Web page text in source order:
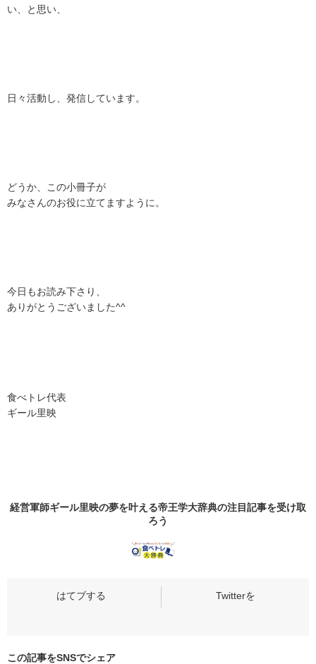
い、と思い、
日々活動し、発信しています。
どうか、この小冊子が
みなさんのお役に立てますように。
今日もお読み下さり、
ありがとうございました^^
食べトレ代表
ギール里映
経営軍師ギール里映の夢を叶える帝王学大辞典の注目記事を受け取
ろう
この記事をSNSでシェア